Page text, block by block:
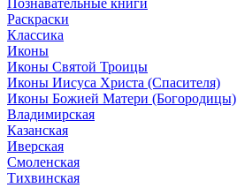
Познавательные книги
Раскраски
Классика
Иконы
Иконы Святой Троицы
Иконы Иисуса Христа (Спасителя)
Иконы Божией Матери (Богородицы)
Владимирская
Казанская
Иверская
Смоленская
Тихвинская